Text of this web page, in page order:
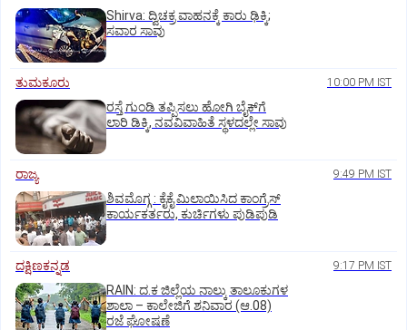
Shirva: ದ್ವಿಚಕ್ರ ವಾಹನಕ್ಕೆ ಕಾರು ಢಿಕ್ಕಿ;
ಸವಾರ ಸಾವು
ತುಮಕೂರು 10:00 PM IST
ರಸ್ತೆ ಗುಂಡಿ ತಪ್ಪಿಸಲು ಹೋಗಿ ಬೈಕ್‌ಗೆ
ಲಾರಿ ಡಿಕ್ಕಿ, ನವವಿವಾಹಿತೆ ಸ್ಥಳದಲ್ಲೇ ಸಾವು
ರಾಜ್ಯ 9:49 PM IST
ಶಿವಮೊಗ್ಗ : ಕೈಕೈ ಮಿಲಾಯಿಸಿದ ಕಾಂಗ್ರೆಸ್
ಕಾರ್ಯಕರ್ತರು, ಕುರ್ಚಿಗಳು ಪುಡಿಪುಡಿ
ದಕ್ಷಿಣಕನ್ನಡ 9:17 PM IST
RAIN: ದ.ಕ ಜಿಲ್ಲೆಯ ನಾಲ್ಕು ತಾಲೂಕುಗಳ
ಶಾಲಾ – ಕಾಲೇಜಿಗೆ ಶನಿವಾರ (ಆ.08)
ರಜೆ ಘೋಷಣೆ